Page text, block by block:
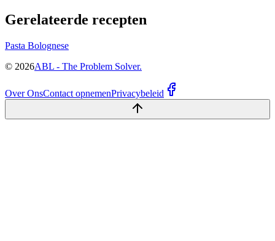
Gerelateerde recepten
Pasta Bolognese
© 2026ABL - The Problem Solver.
Over OnsContact opnemenPrivacybeleid